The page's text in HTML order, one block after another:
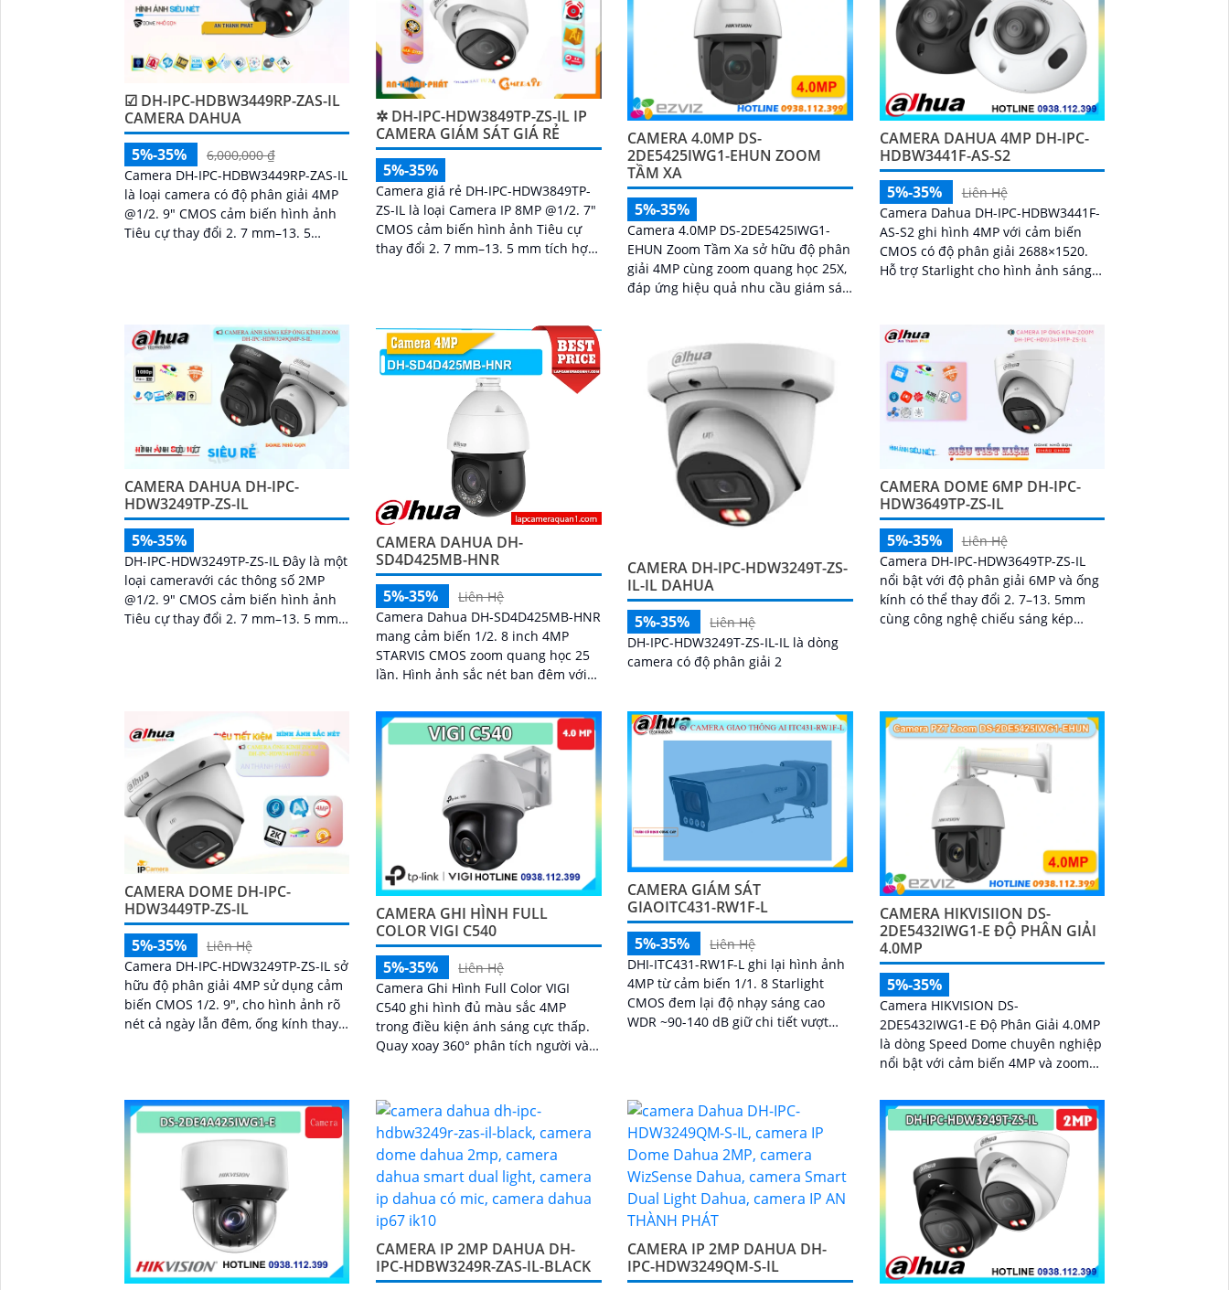
☑ DH-IPC-HDBW3449RP-ZAS-IL
CAMERA DAHUA
5%-35%
6,000,000 ₫
Camera DH-IPC-HDBW3449RP-ZAS-IL
là loại camera có độ phân giải 4MP
@1/2. 9" CMOS cảm biến hình ảnh
Tiêu cự thay đổi 2. 7 mm–13. 5
✲ DH-IPC-HDW3849TP-ZS-IL IP
CAMERA GIÁM SÁT GIÁ RẺ
5%-35%
Camera giá rẻ DH-IPC-HDW3849TP-
ZS-IL là loại Camera IP 8MP @1/2. 7"
CMOS cảm biến hình ảnh Tiêu cự
thay đổi 2. 7 mm–13. 5 mm tích hợp
CAMERA 4.0MP DS-
2DE5425IWG1-EHUN ZOOM
TẦM XA
5%-35%
Camera 4.0MP DS-2DE5425IWG1-
EHUN Zoom Tầm Xa sở hữu độ phân
giải 4MP cùng zoom quang học 25X,
đáp ứng hiệu quả nhu cầu giám sát
CAMERA DAHUA 4MP DH-IPC-
HDBW3441F-AS-S2
5%-35%
Liên Hệ
Camera Dahua DH-IPC-HDBW3441F-
AS-S2 ghi hình 4MP với cảm biến
CMOS có độ phân giải 2688×1520.
Hỗ trợ Starlight cho hình ảnh sáng
CAMERA DAHUA DH-IPC-
HDW3249TP-ZS-IL
5%-35%
DH-IPC-HDW3249TP-ZS-IL Đây là một
loại cameravới các thông số 2MP
@1/2. 9" CMOS cảm biến hình ảnh
Tiêu cự thay đổi 2. 7 mm–13. 5 mm
CAMERA DAHUA DH-
SD4D425MB-HNR
5%-35%
Liên Hệ
Camera Dahua DH-SD4D425MB-HNR
mang cảm biến 1/2. 8 inch 4MP
STARVIS CMOS zoom quang học 25
lần. Hình ảnh sắc nét ban đêm với
ánh sáng ấm 50 mét
CAMERA DH-IPC-HDW3249T-ZS-
IL-IL DAHUA
5%-35%
Liên Hệ
DH-IPC-HDW3249T-ZS-IL-IL là dòng
camera có độ phân giải 2
CAMERA DOME 6MP DH-IPC-
HDW3649TP-ZS-IL
5%-35%
Liên Hệ
Camera DH-IPC-HDW3649TP-ZS-IL
nổi bật với độ phân giải 6MP và ống
kính có thể thay đổi 2. 7–13. 5mm
cùng công nghệ chiếu sáng kép
CAMERA DOME DH-IPC-
HDW3449TP-ZS-IL
5%-35%
Liên Hệ
Camera DH-IPC-HDW3249TP-ZS-IL sở
hữu độ phân giải 4MP sử dụng cảm
biến CMOS 1/2. 9", cho hình ảnh rõ
nét cả ngày lẫn đêm, ống kính thay
CAMERA GHI HÌNH FULL
COLOR VIGI C540
5%-35%
Liên Hệ
Camera Ghi Hình Full Color VIGI
C540 ghi hình đủ màu sắc 4MP
trong điều kiện ánh sáng cực thấp.
Quay xoay 360° phân tích người và
CAMERA GIÁM SÁT
GIAOITC431-RW1F-L
5%-35%
Liên Hệ
DHI-ITC431-RW1F-L ghi lại hình ảnh
4MP từ cảm biến 1/1. 8 Starlight
CMOS đem lại độ nhạy sáng cao
WDR ~90-140 dB giữ chi tiết vượt
CAMERA HIKVISIION DS-
2DE5432IWG1-E ĐỘ PHÂN GIẢI
4.0MP
5%-35%
Camera HIKVISION DS-
2DE5432IWG1-E Độ Phân Giải 4.0MP
là dòng Speed Dome chuyên nghiệp
nổi bật với cảm biến 4MP và zoom
tiết ở khoảng cách xa
CAMERA IP 2MP DAHUA DH-
IPC-HDBW3249R-ZAS-IL-BLACK
CAMERA IP 2MP DAHUA DH-
IPC-HDW3249QM-S-IL